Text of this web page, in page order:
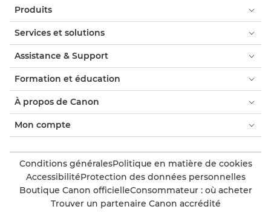
Produits
Services et solutions
Assistance & Support
Formation et éducation
À propos de Canon
Mon compte
Conditions généralesPolitique en matière de cookies
AccessibilitéProtection des données personnelles
Boutique Canon officielleConsommateur : où acheter
Trouver un partenaire Canon accrédité